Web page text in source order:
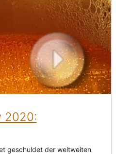
2020:
geschuldet der weltweiten